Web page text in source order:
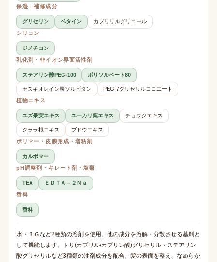
保湿・補修成分
グリセリン ベタイン
カプリリルグリコール
シリコン
ジメチコン
乳化剤・非イオン界面活性剤
ステアリン酸PEG-100 ポリソルベート80
セスキオレイン酸ソルビタン
PEG-7グリセリルココエート
植物エキス
ユズ果実エキス ユーカリ葉エキス チョウジエキス
クララ根エキス
ブドウエキス
ポリマー・皮膜形成・増粘剤
カルボマー
pH調整剤・キレート剤・塩類
TEA
ＥＤＴＡ－２Ｎａ
香料
香料
水・ＢＧなど2種類の溶剤を使用。他の成分を溶解・分散させる基剤と
して機能します。トリ(カプリル/カプリン酸)グリセリル・ステアリン
酸グリセリルなど3種類の油剤成分を配合。髪の表面を整え、なめらか